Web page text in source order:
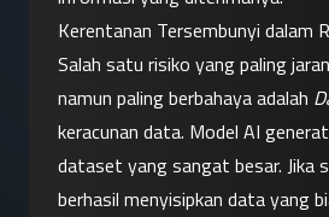
Kerentanan Tersembunyi dalam
Salah satu risiko yang paling
namun paling berbahaya adalah
keracunan data. Model AI
dataset yang sangat besar. Jika
berhasil menyisipkan data yang